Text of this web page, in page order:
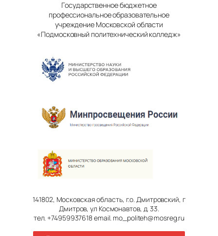
Государственное бюджетное
профессиональное образовательное
учреждение Московской области
«Подмосковный политехнический колледж»
141802, Московская область, г.о. Дмитровский, г
Дмитров, ул Космонавтов, д. 33.
тел. +74959937618 email. mo_politeh@mosreg.ru